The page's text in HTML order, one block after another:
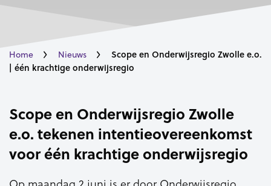
Home Nieuws
Scope en Onderwijsregio Zwolle e.o.
| één krachtige onderwijsregio
Scope en Onderwijsregio Zwolle
e.o. tekenen intentieovereenkomst
voor één krachtige onderwijsregio